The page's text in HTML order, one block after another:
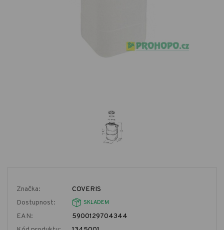
Značka:
COVERIS
Dostupnost:
SKLADEM
EAN:
5900129704344